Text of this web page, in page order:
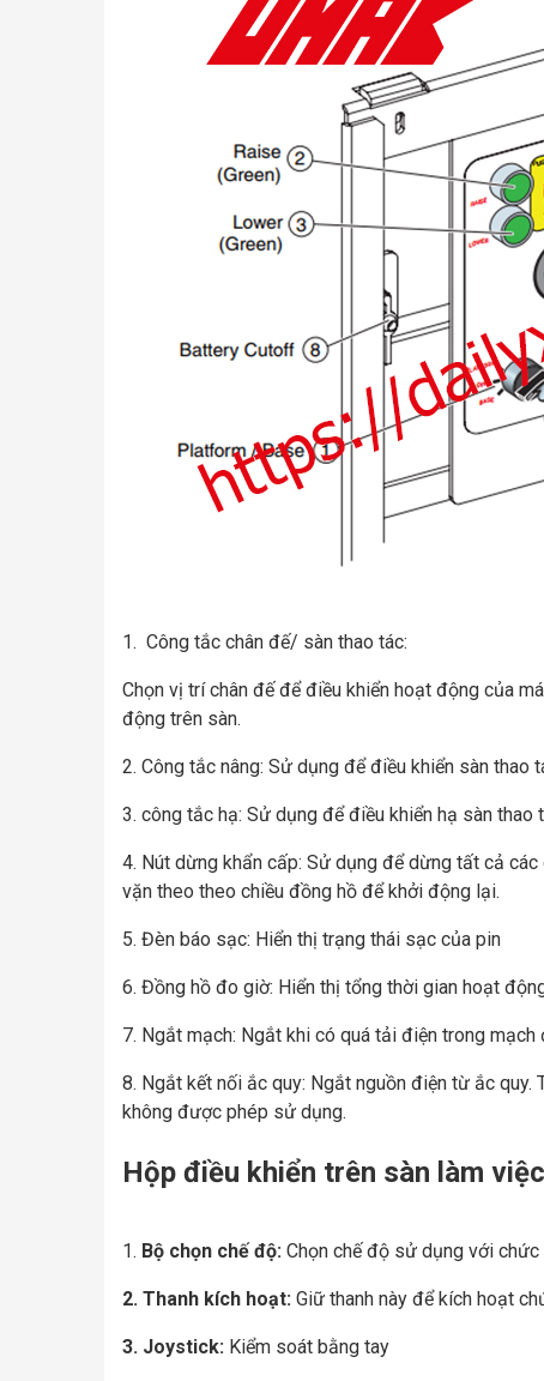
1. Công tắc chân đế/ sàn thao tác:
Chọn vị trí chân đế để điều khiển hoạt động của
động trên sàn.
2. Công tắc nâng: Sử dụng để điều khiển sàn
3. công tắc hạ: Sử dụng để điều khiển hạ sàn
4. Nút dừng khẩn cấp: Sử dụng để dừng tất cả
vặn theo theo chiều đồng hồ để khởi động lại.
5. Đèn báo sạc: Hiển thị trạng thái sạc của pin
6. Đồng hồ đo giờ: Hiển thị tổng thời gian hoạt
7. Ngắt mạch: Ngắt khi có quá tải điện trong mạch
8. Ngắt kết nối ắc quy: Ngắt nguồn điện từ ắc
không được phép sử dụng.
Hộp điều khiển trên sàn làm
1. Bộ chọn chế độ: Chọn chế độ sử dụng với
2. Thanh kích hoạt: Giữ thanh này để kích hoạt
3. Joystick: Kiểm soát bằng tay